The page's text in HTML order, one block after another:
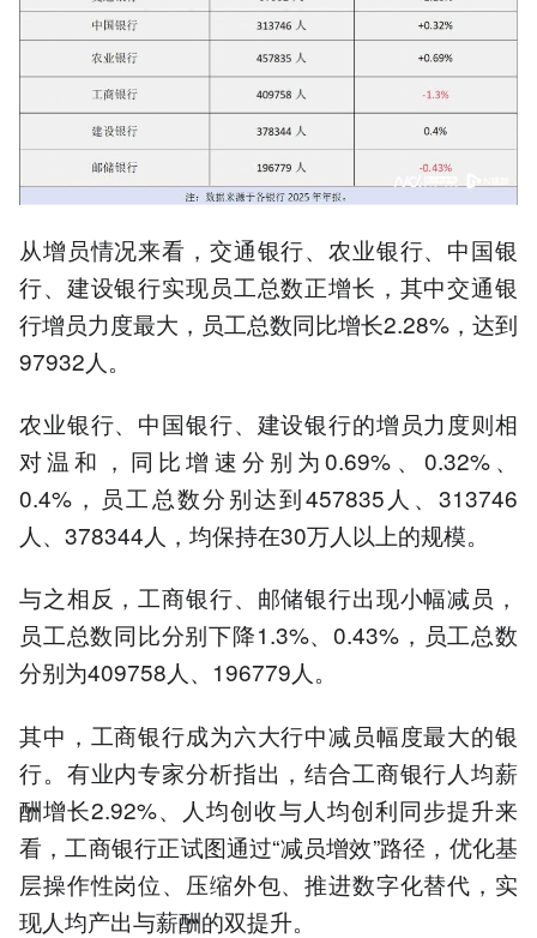
从增员情况来看，交通银行、农业银行、中国银
行、建设银行实现员工总数正增长，其中交通银
行增员力度最大，员工总数同比增长2.28%，达到
97932人。
农业银行、中国银行、建设银行的增员力度则相
对温和，同比增速分别为0.69%、0.32%、
0.4%，员工总数分别达到457835人、313746
人、378344人，均保持在30万人以上的规模。
与之相反，工商银行、邮储银行出现小幅减员，
员工总数同比分别下降1.3%、0.43%，员工总数
分别为409758人、196779人。
其中，工商银行成为六大行中减员幅度最大的银
行。有业内专家分析指出，结合工商银行人均薪
酬增长2.92%、人均创收与人均创利同步提升来
看，工商银行正试图通过“减员增效”路径，优化基
层操作性岗位、压缩外包、推进数字化替代，实
现人均产出与薪酬的双提升。